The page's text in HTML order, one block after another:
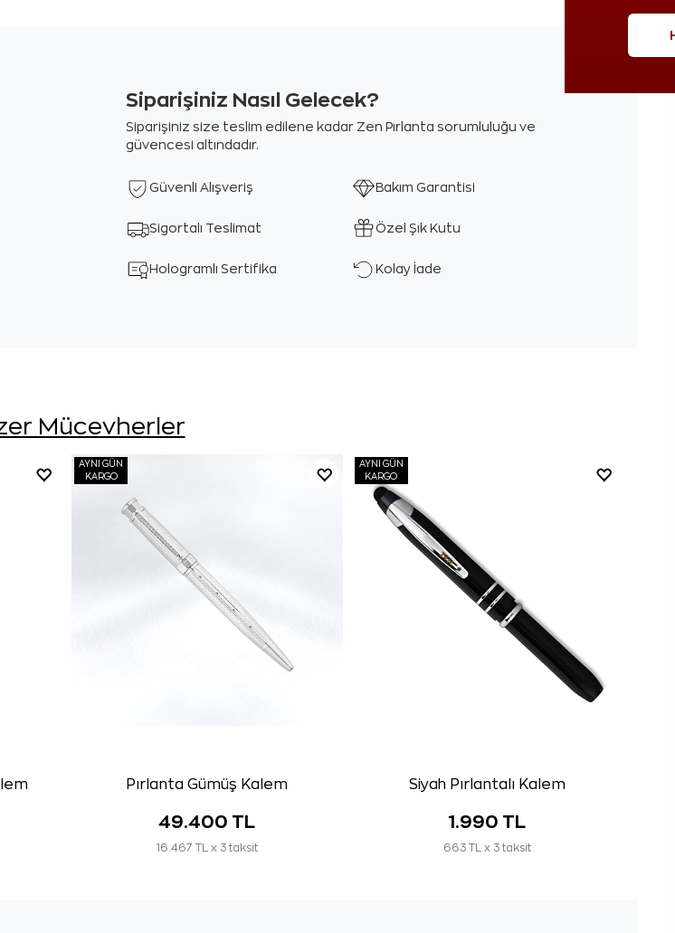
Siparişiniz Nasıl Gelecek?
Siparişiniz size teslim edilene kadar Zen Pırlanta sorumluluğu ve
güvencesi altındadır.
Güvenli Alışveriş Bakım Garantisi
Sigortalı Teslimat Özel Şık Kutu
Hologramlı Sertifika Kolay İade
Mücevherler
AYNI GÜN
KARGO
Pırlanta Gümüş Kalem
49.400 TL
16.467 TL x 3 taksit
AYNI GÜN
KARGO
Siyah Pırlantalı Kalem
1.990 TL
663 TL x 3 taksit